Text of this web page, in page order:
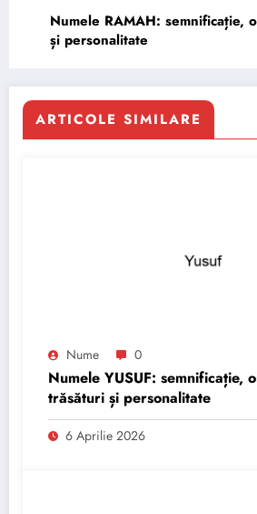
Numele RAMAH: semnificație,
și personalitate
ARTICOLE SIMILARE
Nume 0
Numele YUSUF: semnificație,
trăsături și personalitate
6 Aprilie 2026